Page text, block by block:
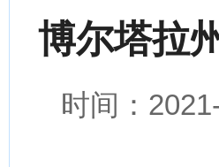
博尔塔拉
时间：